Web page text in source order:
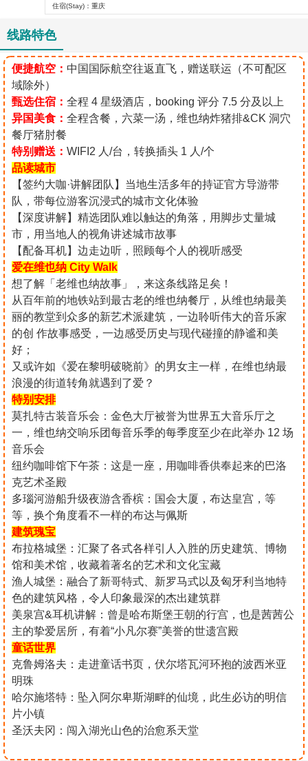
住宿(Stay)：重庆
线路特色
便捷航空： 中国国际航空往返直飞，赠送联运（不可配区
域除外）
甄选住宿： 全程 4 星级酒店，booking 评分 7.5 分及以上
异国美食： 全程含餐，六菜一汤，维也纳炸猪排&CK 洞穴
餐厅猪肘餐
特别赠送： WIFI2 人/台，转换插头 1 人/个
品读城市
【签约大咖·讲解团队】当地生活多年的持证官方导游带
队，带每位游客沉浸式的城市文化体验
【深度讲解】精选团队难以触达的角落，用脚步丈量城
市，用当地人的视角讲述城市故事
【配备耳机】边走边听，照顾每个人的视听感受
爱在维也纳 City Walk
想了解「老维也纳故事」，来这条线路足矣！
从百年前的地铁站到最古老的维也纳餐厅，从维也纳最美
丽的教堂到众多的新艺术派建筑，一边聆听伟大的音乐家
的创 作故事感受，一边感受历史与现代碰撞的静谧和美
好；
又或许如《爱在黎明破晓前》的男女主一样，在维也纳最
浪漫的街道转角就遇到了爱？
特别安排
莫扎特古装音乐会：金色大厅被誉为世界五大音乐厅之
一，维也纳交响乐团每音乐季的每季度至少在此举办 12 场
音乐会
纽约咖啡馆下午茶：这是一座，用咖啡香供奉起来的巴洛
克艺术圣殿
多瑙河游船升级夜游含香槟：国会大厦，布达皇宫，等
等，换个角度看不一样的布达与佩斯
建筑瑰宝
布拉格城堡：汇聚了各式各样引人入胜的历史建筑、博物
馆和美术馆，收藏着著名的艺术和文化宝藏
渔人城堡：融合了新哥特式、新罗马式以及匈牙利当地特
色的建筑风格，令人印象最深的杰出建筑群
美泉宫&耳机讲解：曾是哈布斯堡王朝的行宫，也是茜茜公
主的挚爱居所，有着“小凡尔赛”美誉的世遗宫殿
童话世界
克鲁姆洛夫：走进童话书页，伏尔塔瓦河环抱的波西米亚
明珠
哈尔施塔特：坠入阿尔卑斯湖畔的仙境，此生必访的明信
片小镇
圣沃夫冈：闯入湖光山色的治愈系天堂